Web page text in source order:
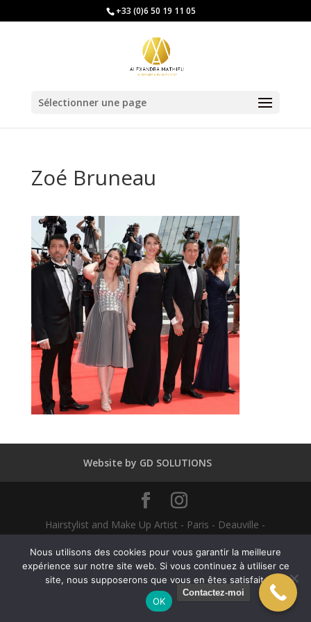
+33 (0)6 50 19 11 05
Sélectionner une page
Zoé Bruneau
Website by GD SOLUTIONS
Hairstylist and Make Up Artist - Paris - Deauville -
Contactez-moi
English(Anglais) Français
Nous utilisons des cookies pour vous garantir la meilleure
expérience sur notre site web. Si vous continuez à utiliser ce
site, nous supposerons que vous en êtes satisfait.
OK